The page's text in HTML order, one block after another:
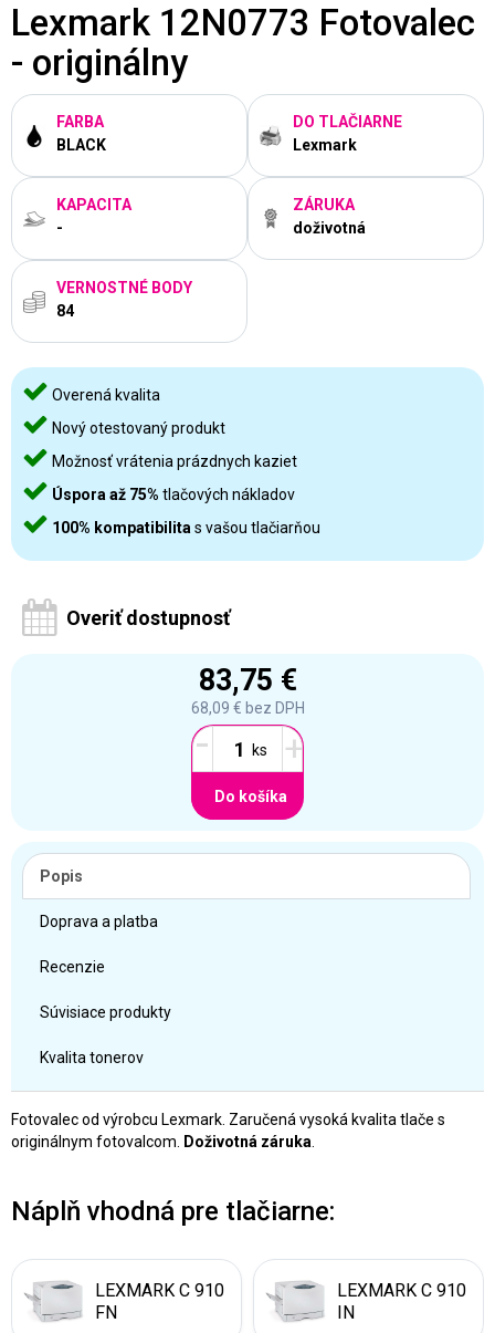
Lexmark 12N0773 Fotovalec
- originálny
FARBA
BLACK
DO TLAČIARNE
Lexmark
KAPACITA
-
ZÁRUKA
doživotná
VERNOSTNÉ BODY
84
Overená kvalita
Nový otestovaný produkt
Možnosť vrátenia prázdnych kaziet
Úspora až 75% tlačových nákladov
100% kompatibilita s vašou tlačiarňou
Overiť dostupnosť
83,75 €
68,09 € bez DPH
- +
Do košíka
Popis
Doprava a platba
Recenzie
Súvisiace produkty
Kvalita tonerov
Fotovalec od výrobcu Lexmark. Zaručená vysoká kvalita tlače s
originálnym fotovalcom.
Doživotná záruka
Náplň vhodná pre tlačiarne:
LEXMARK C 910
FN
LEXMARK C 910
IN